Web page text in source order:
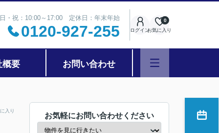
・祝：10:00～17:00 定休日：年末年始
0120-927-255 ログインお気に入り
0
概要 お問い合わせ
入り
お気軽にお問い合わせください